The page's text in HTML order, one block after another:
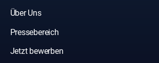
Über Uns
Pressebereich
Jetzt bewerben